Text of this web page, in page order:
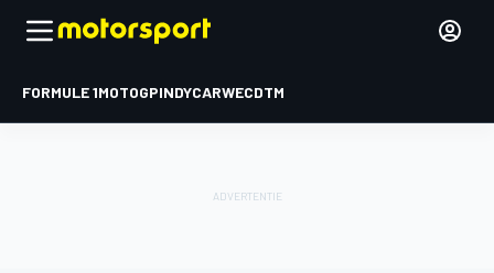
FORMULE 1MOTOGPINDYCARWECDTM